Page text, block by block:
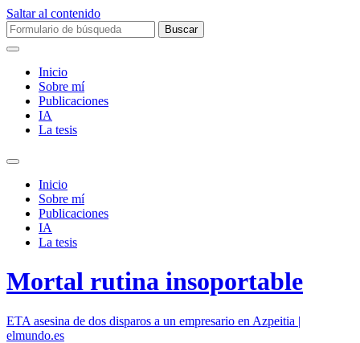
Saltar al contenido
Buscar:
Inicio
Sobre mí­
Publicaciones
IA
La tesis
Alternar
campo
búsqueda
Inicio
Sobre mí­
Publicaciones
IA
La tesis
Mortal rutina insoportable
ETA asesina de dos disparos a un empresario en Azpeitia |
elmundo.es